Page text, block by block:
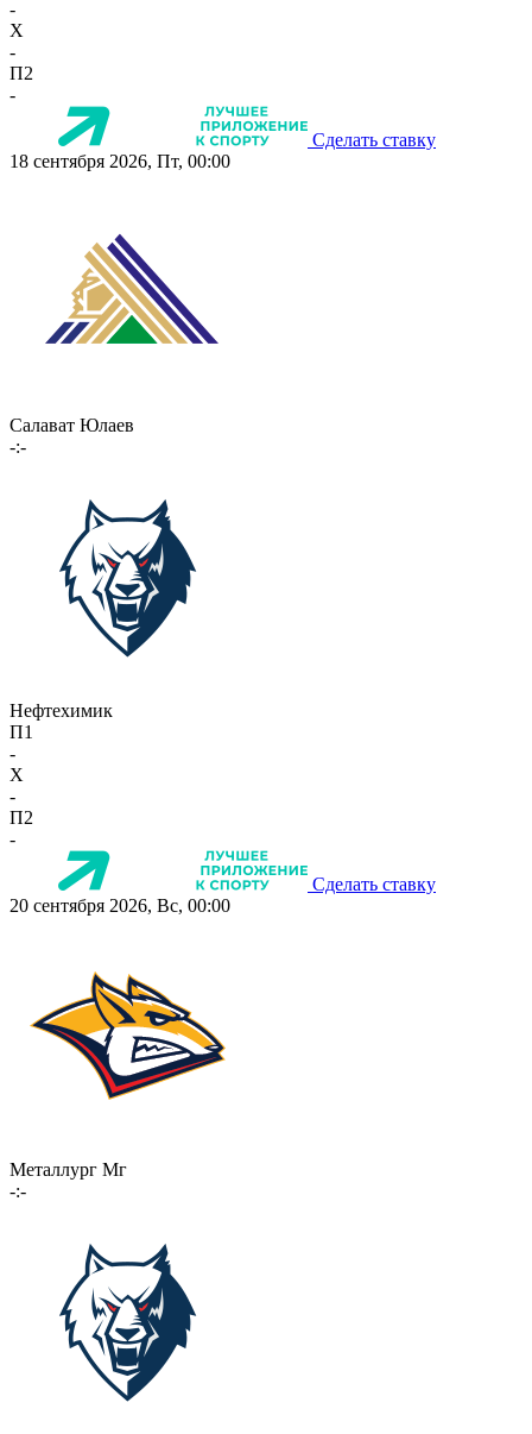
-
X
-
П2
-
Сделать ставку
18 сентября 2026, Пт, 00:00
Салават Юлаев
-:-
Нефтехимик
П1
-
X
-
П2
-
Сделать ставку
20 сентября 2026, Вс, 00:00
Металлург Мг
-:-